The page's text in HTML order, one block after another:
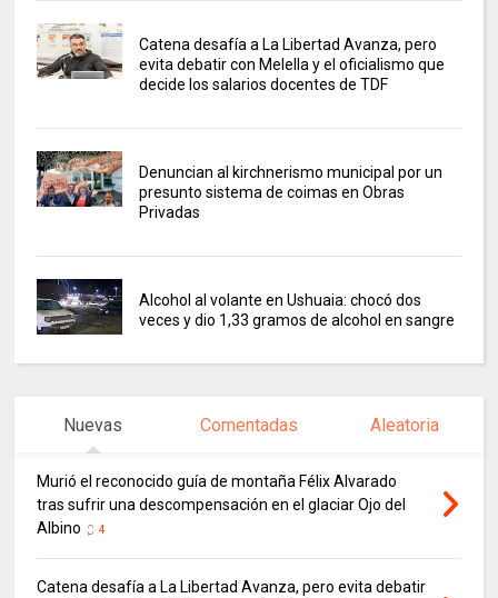
Catena desafía a La Libertad Avanza, pero
evita debatir con Melella y el oficialismo que
decide los salarios docentes de TDF
Denuncian al kirchnerismo municipal por un
presunto sistema de coimas en Obras
Privadas
Alcohol al volante en Ushuaia: chocó dos
veces y dio 1,33 gramos de alcohol en sangre
Nuevas Comentadas Aleatoria
Murió el reconocido guía de montaña Félix Alvarado
tras sufrir una descompensación en el glaciar Ojo del
Albino
4
Catena desafía a La Libertad Avanza, pero evita debatir